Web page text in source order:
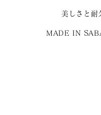
美しさと耐
MADE IN